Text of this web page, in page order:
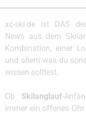
xc-ski.de ist DAS
News aus dem
Kombination, einer
und allem was du
wissen solltest.
Ob Skilanglauf-
immer ein offenes